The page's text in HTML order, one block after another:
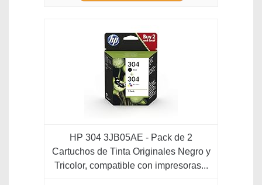
HP 304 3JB05AE - Pack de 2
Cartuchos de Tinta Originales Negro y
Tricolor, compatible con impresoras...